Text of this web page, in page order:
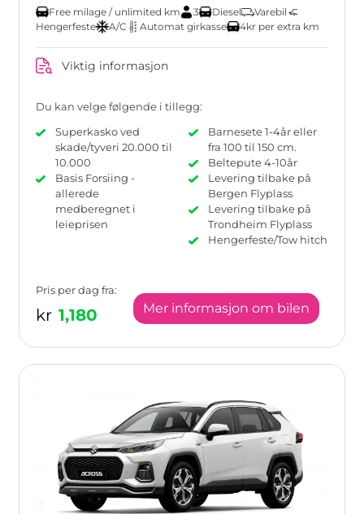
Free milage / unlimited km 3 Diesel
Varebil
Hengerfeste
A/C Automat girkasse 4kr per extra km
Viktig informasjon
Du kan velge følgende i tillegg:
Superkasko ved
skade/tyveri 20.000 til
10.000
Basis Forsiing -
allerede
medberegnet i
leieprisen
Barnesete 1-4år eller
fra 100 til 150 cm.
Beltepute 4-10år
Levering tilbake på
Bergen Flyplass
Levering tilbake på
Trondheim Flyplass
Hengerfeste/Tow hitch
Pris per dag fra:
kr 1,180 Mer informasjon om bilen